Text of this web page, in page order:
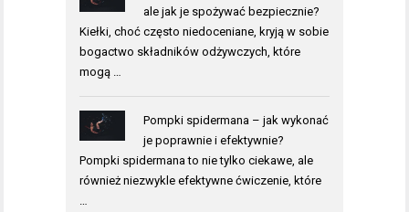
ale jak je spożywać bezpiecznie?
Kiełki, choć często niedoceniane, kryją w sobie
bogactwo składników odżywczych, które
mogą …
Pompki spidermana – jak wykonać
je poprawnie i efektywnie?
Pompki spidermana to nie tylko ciekawe, ale
również niezwykle efektywne ćwiczenie, które
…